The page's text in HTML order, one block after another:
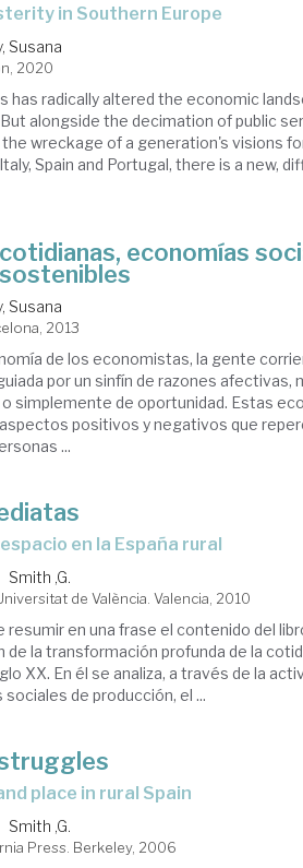
in Southern Europe
Susana
2020
has radically altered the economic
alongside the decimation of public
wreckage of a generation's visions
Spain and Portugal, there is a new,
economías
Susana
2013
de los economistas, la gente
por un sinfín de razones afectivas,
simplemente de oportunidad. Estas
positivos y negativos que
...
en la España rural
Smith ,G.
de València. Valencia, 2010
resumir en una frase el contenido del
de la transformación profunda de la
XX. En él se analiza, a través de la
de producción, el ...
place in rural Spain
Smith ,G.
Press. Berkeley, 2006